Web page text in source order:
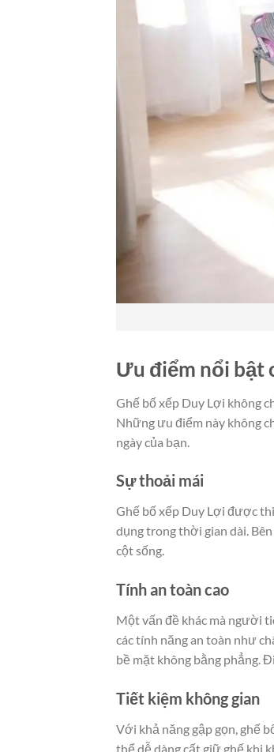
Ưu điểm nổi bật
Ghế bố xếp Duy Lợi không
Những ưu điểm này không
ngày của bạn.
Sự thoải mái
Ghế bố xếp Duy Lợi được
dụng trong thời gian dài.
cột sống.
Tính an toàn cao
Một vấn đề khác mà người
các tính năng an toàn như
bề mặt không bằng phẳng.
Tiết kiệm không gian
Với khả năng gập gọn, ghế
thể dễ dàng cất giữ ghế khi